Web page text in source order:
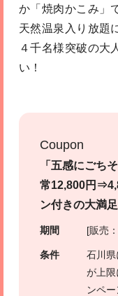
か「焼肉かこみ」
天然温泉入り放題
４千名様突破の大
い！
Coupon
「五感にごち
常12,800円
ン付きの大満
期間 [販売
条件
石川
が上限
ンペ